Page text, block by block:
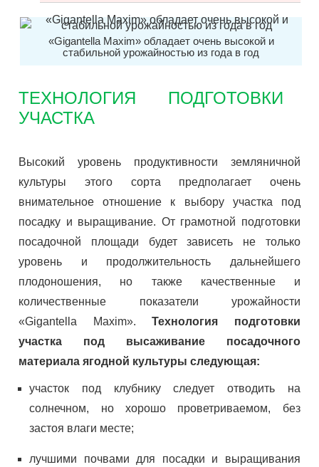
«Gigantella Maxim» обладает очень высокой и
стабильной урожайностью из года в год
ТЕХНОЛОГИЯ ПОДГОТОВКИ
УЧАСТКА
Высокий уровень продуктивности земляничной
культуры этого сорта предполагает очень
внимательное отношение к выбору участка под
посадку и выращивание. От грамотной подготовки
посадочной площади будет зависеть не только
уровень и продолжительность дальнейшего
плодоношения, но также качественные и
количественные показатели урожайности
«Gigantella Maxim».Технология подготовки
участка под высаживание посадочного
материала ягодной культуры следующая:
участок под клубнику следует отводить на
солнечном, но хорошо проветриваемом, без
застоя влаги месте;
лучшими почвами для посадки и выращивания